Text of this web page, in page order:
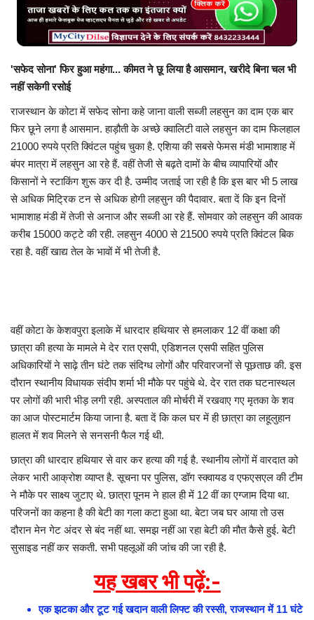
'सफेद सोना' फिर हुआ महंगा... कीमत ने छू लिया है आसमान, खरीदे बिना चल भी
नहीं सकेगी रसोई
राजस्थान के कोटा में सफेद सोना कहे जाना वाली सब्जी लहसुन का दाम एक बार
फिर छूने लगा है आसमान. हाड़ौती के अच्छे क्वालिटी वाले लहसुन का दाम फिलहाल
21000 रुपये प्रति क्विंटल पहुंच चुका है. एशिया की सबसे फेमस मंडी भामाशाह में
बंपर मात्रा में लहसुन आ रहे हैं. वहीं तेजी से बढ़ते दामों के बीच व्यापारियों और
किसानों ने स्टाकिंग शुरू कर दी है. उम्मीद जताई जा रही है कि इस बार भी 5 लाख
से अधिक मिट्रिक टन से अधिक होगी लहसुन की पैदावार. बता दें कि इन दिनों
भामाशाह मंडी में तेजी से अनाज और सब्जी आ रहे हैं. सोमवार को लहसुन की आवक
करीब 15000 कट्टे की रही. लहसुन 4000 से 21500 रुपये प्रति क्विंटल बिक
रहा है. वहीं खाद्य तेल के भावों में भी तेजी है.
वहीं कोटा के केशवपुरा इलाके में धारदार हथियार से हमलाकर 12 वीं कक्षा की
छात्रा की हत्या के मामले मे देर रात एसपी, एडिशनल एसपी सहित पुलिस
अधिकारियों ने साढ़े तीन घंटे तक संदिग्ध लोगों और परिवारजनों से पूछताछ की. इस
दौरान स्थानीय विधायक संदीप शर्मा भी मौके पर पहुंचे थे. देर रात तक घटनास्थल
पर लोगों की भारी भीड़ लगी रही. अस्पताल की मोर्चरी में रखवाए गए मृतका के शव
का आज पोस्टमार्टम किया जाना है. बता दें कि कल घर में ही छात्रा का लहूलुहान
हालत में शव मिलने से सनसनी फैल गई थी.
छात्रा की धारदार हथियार से वार कर हत्या की गई है. स्थानीय लोगों में वारदात को
लेकर भारी आक्रोश व्याप्त है. सूचना पर पुलिस, डॉग स्क्वायड व एफएसएल की टीम
ने मौके पर साक्ष्य जुटाए थे. छात्रा पूनम ने हाल ही में 12 वीं का एग्जाम दिया था.
परिजनों का कहना है की बेटी का गला कटा हुआ था. बेटा जब घर आया तो उस
दौरान मेन गेट अंदर से बंद नहीं था. समझ नहीं आ रहा बेटी की मौत कैसे हुई. बेटी
सुसाइड नहीं कर सकती. सभी पहलूओं की जांच की जा रही है.
यह खबर भी पढ़ें:-
एक झटका और टूट गई खदान वाली लिफ्ट की रस्सी, राजस्थान में 11 घंटे